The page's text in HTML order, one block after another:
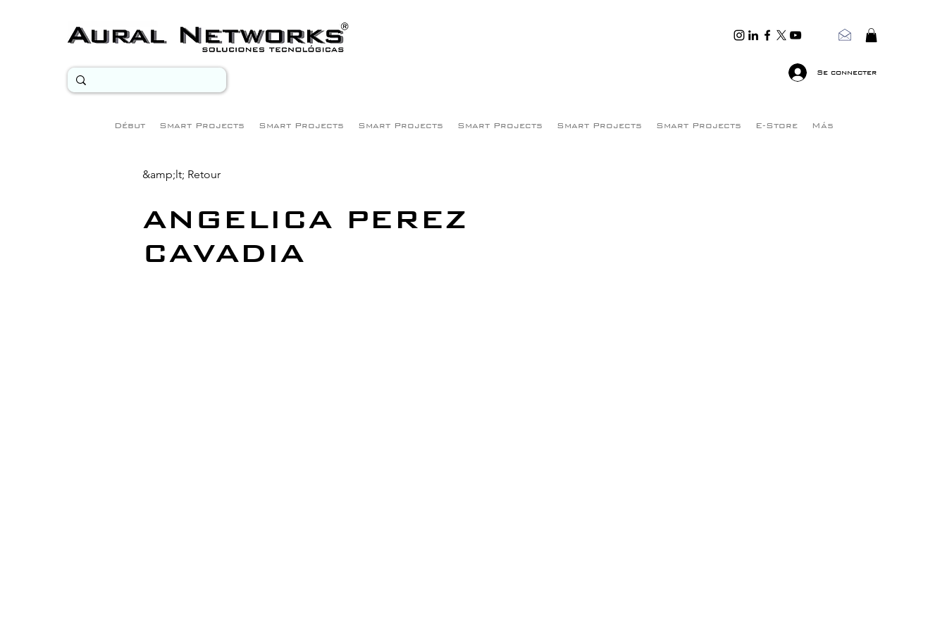
Se connecter
Début Smart Projects Smart Projects Smart Projects Smart Projects Smart Projects Smart Projects E-Store Más
&amp;lt; Retour
ANGELICA PEREZ
CAVADIA